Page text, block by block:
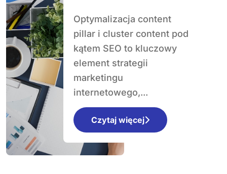
pod kątem SEO?
Optymalizacja content
pillar i cluster content pod
kątem SEO to kluczowy
element strategii
marketingu
internetowego,...
Czytaj więcej